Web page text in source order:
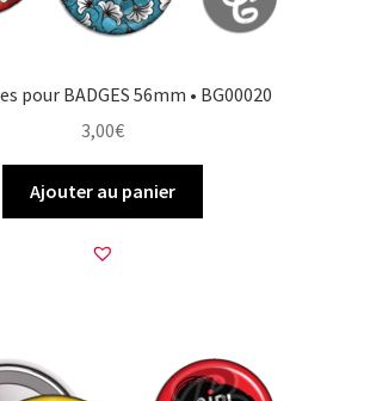
pour BADGES 56mm • BG00020
3,00€
Ajouter au panier